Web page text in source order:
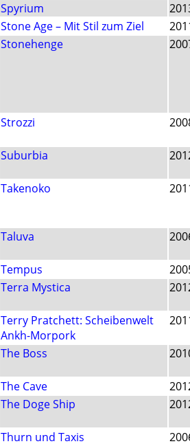
Spyrium
Stone Age – Mit Stil zum Ziel
Stonehenge
Strozzi
Suburbia
Takenoko
Taluva
Tempus
Terra Mystica
Terry Pratchett: Scheibenwelt
Ankh-Morpork
The Boss
The Cave
The Doge Ship
Thurn und Taxis